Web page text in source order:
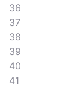
36
37
38
39
40
41